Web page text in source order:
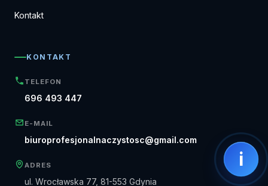
Kontakt
KONTAKT
TELEFON
696 493 447
E-MAIL
biuroprofesjonalnaczystosc@gmail.com
ADRES
ul. Wrocławska 77, 81-553 Gdynia
i